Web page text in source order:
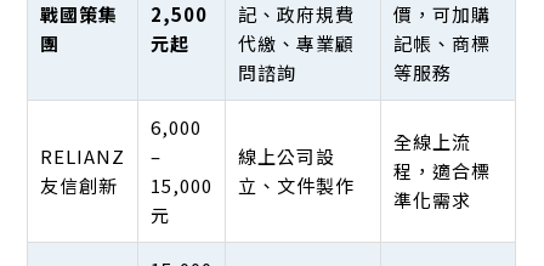
戰國策集
團
2,500
元起
記、政府規費
代繳、專業顧
問諮詢
價，可加購
記帳、商標
等服務
RELIANZ
友信創新
6,000
–
15,000
元
線上公司設
立、文件製作
全線上流
程，適合標
準化需求